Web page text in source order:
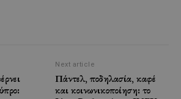
Next article
Πάντελ, ποδηλασία, καφέ
και κοινωνικοποίηση: το